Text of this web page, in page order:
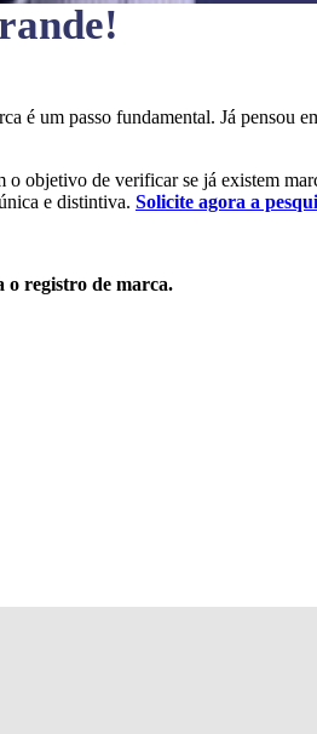
é um passo fundamental. Já pensou
o objetivo de verificar se já existem
e distintiva. Solicite agora a
o registro de marca.